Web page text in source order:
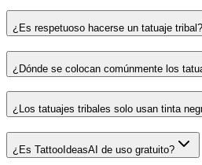
¿Es respetuoso hacerse un tatuaje tribal?
¿Dónde se colocan comúnmente los
¿Los tatuajes tribales solo usan tinta
¿Es TattooIdeasAI de uso gratuito?